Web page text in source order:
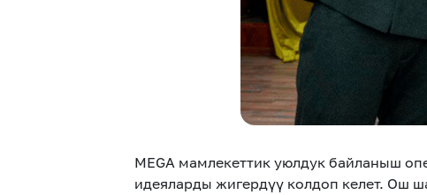
MEGA мамлекеттик уюлдук байланыш
идеяларды жигердүү колдоп келет. Ош